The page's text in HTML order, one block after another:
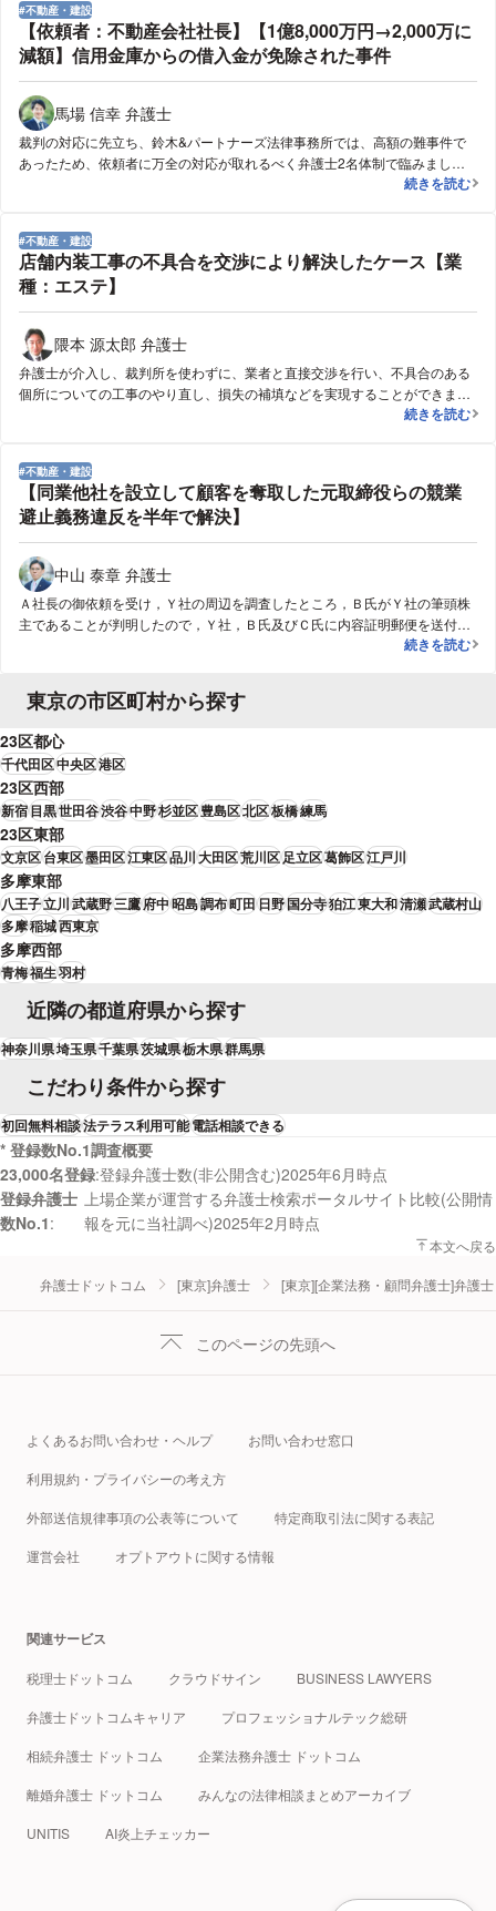
不動産・建設
【依頼者：不動産会社社長】【1億8,000万円→2,000万に
減額】信用金庫からの借入金が免除された事件
馬場 信幸 弁護士
裁判の対応に先立ち、鈴木&パートナーズ法律事務所では、高額の難事件で
あったため、依頼者に万全の対応が取れるべく弁護士2名体制で臨みまし
た。裁判においての争点は「利息と遅延損害金の免除合意の有無」でした。
最後まで諦めず、「利息と遅延損害金を免除があったであろうこと」を裏付
ける事実を裁判所に複数提示をしました。本件は、判決になれば、０か100
の争いであり、裁判官も依頼者の主張する2000万円なのか相手側の1億8000
万円の支払いなのか五分五分の判断を余儀なくされることが予想されまし
た。裁判所は、双方に柔軟な解決ができるよう、和解での解決を促し、和解
交渉が始まりました。そして、弁護士は4回の和解交渉によって、最終的に
は相手方に約2000万円を支払うのみで和解を認めさせる事ができました。
【依頼者：不
続きを読む
不動産・建設
店舗内装工事の不具合を交渉により解決したケース【業
種：エステ】
隈本 源太郎 弁護士
弁護士が介入し、裁判所を使わずに、業者と直接交渉を行い、不具合のある
個所についての工事のやり直し、損失の補填などを実現することができまし
た。なお、そのような不具合の発生等を事前に防ぐためには、工事を発注す
店舗内装工事
続きを読む
不動産・建設
【同業他社を設立して顧客を奪取した元取締役らの競業
避止義務違反を半年で解決】
中山 泰章 弁護士
Ａ社長の御依頼を受け，Ｙ社の周辺を調査したところ，Ｂ氏がＹ社の筆頭株
主であることが判明したので，Ｙ社，Ｂ氏及びＣ氏に内容証明郵便を送付し
て，任意の交渉を開始しましたが，支払額で合意に至らず，やむを得ず，訴
ととなりました。債権者（Ｘ社）と債務者（Ｙ社）との双方審尋を何度か経
た後，裁判所からＸ社の主張に近い心証が開示され，勝訴的和解が約半年後
に成立しました。
【同業他社を
続きを読む
東京の市区町村から探す
23区都心
千代田区中央区港区
23区西部
新宿目黒世田谷渋谷中野杉並区豊島区北区板橋練馬
23区東部
文京区台東区墨田区江東区品川大田区荒川区足立区葛飾区江戸川
多摩東部
八王子立川武蔵野三鷹府中昭島調布町田日野国分寺狛江東大和清瀬武蔵村山
多摩稲城西東京
多摩西部
青梅福生羽村
近隣の都道府県から探す
神奈川県埼玉県千葉県茨城県栃木県群馬県
こだわり条件から探す
初回無料相談法テラス利用可能電話相談できる
* 登録数No.1調査概要
23,000名登録 登録弁護士数(非公開含む)2025年6月時点
登録弁護士
数No.1
上場企業が運営する弁護士検索ポータルサイト比較(公開情
報を元に当社調べ)2025年2月時点
本文へ戻る
弁護士ドットコム [東京]弁護士 [東京][企業法務・顧問弁護士]弁護士
このページの先頭へ
よくあるお問い合わせ・ヘルプ お問い合わせ窓口
利用規約・プライバシーの考え方
外部送信規律事項の公表等について 特定商取引法に関する表記
運営会社 オプトアウトに関する情報
関連サービス
税理士ドットコム クラウドサイン BUSINESS LAWYERS
弁護士ドットコムキャリア プロフェッショナルテック総研
相続弁護士 ドットコム 企業法務弁護士 ドットコム
離婚弁護士 ドットコム みんなの法律相談まとめアーカイブ
UNITIS AI炎上チェッカー